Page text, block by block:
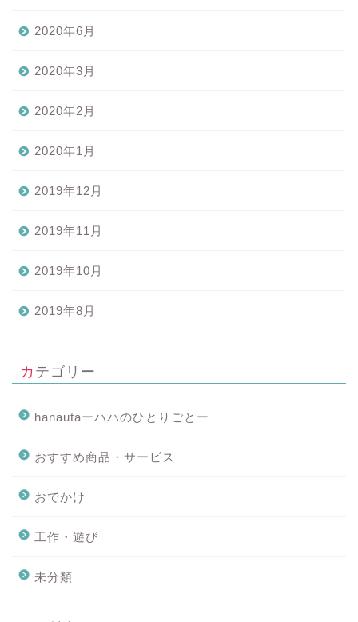
2020年6月
2020年3月
2020年2月
2020年1月
2019年12月
2019年11月
2019年10月
2019年8月
カテゴリー
hanautaーハハのひとりごとー
おすすめ商品・サービス
おでかけ
工作・遊び
未分類